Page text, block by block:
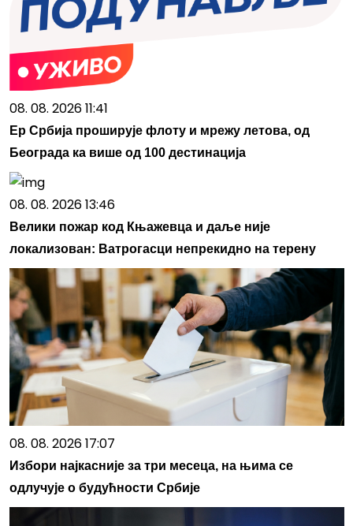
08. 08. 2026 11:41
Ер Србија проширује флоту и мрежу летова, од
Београда ка више од 100 дестинација
08. 08. 2026 13:46
Велики пожар код Књажевца и даље није
локализован: Ватрогасци непрекидно на терену
08. 08. 2026 17:07
Избори најкасније за три месеца, на њима се
одлучује о будућности Србије